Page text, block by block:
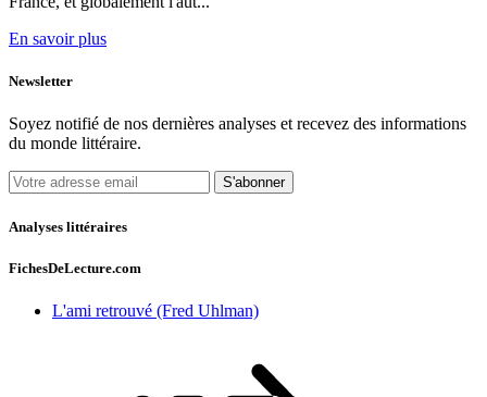
En savoir plus
Newsletter
Soyez notifié de nos dernières analyses et recevez des informations
du monde littéraire.
S'abonner
Analyses littéraires
FichesDeLecture.com
L'ami retrouvé (Fred Uhlman)